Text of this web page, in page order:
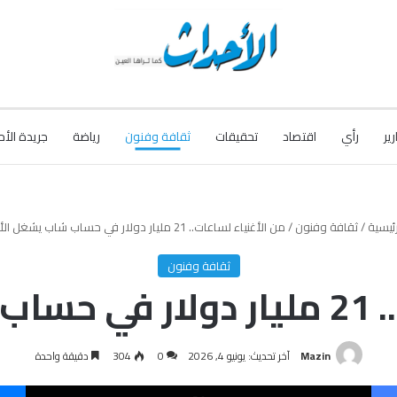
رأي اقتصاد تحقيقات ثقافة وفنون رياضة جريدة
/ثقافة وفنون/من الأغنياء لساعات.. 21 مليار دولار في حساب شاب يشغل الأتراك
ثقافة وفنون
Mazin آخر تحديث: يونيو 4, 2026 0
304 دقيقة واحدة
فيسبوك ‫X